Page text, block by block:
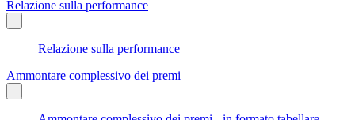
Relazione sulla performance
Relazione sulla performance
Ammontare complessivo dei premi